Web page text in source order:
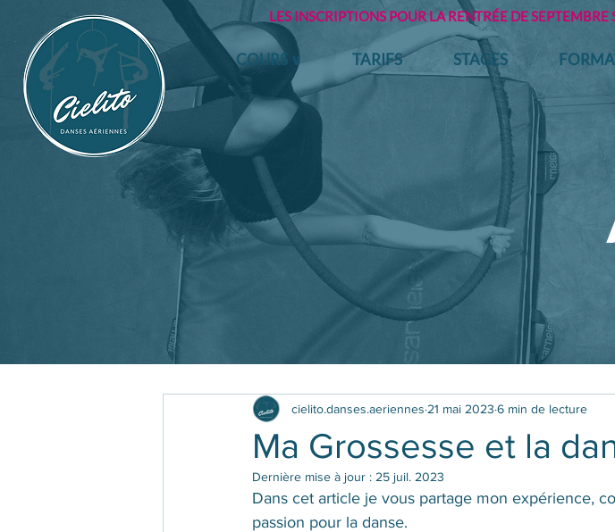
COURS ∨ TARIFS STAGES
LES INSCRIPTIONS POUR LA RENTRÉE DE SEPTEMBRE
Ma Grossesse et la
cielito.danses.aeriennes 21 mai 2023 6 min de lecture
Dernière mise à jour : 25 juil. 2023
Dans cet article je vous partage mon expérience,
passion pour la danse.